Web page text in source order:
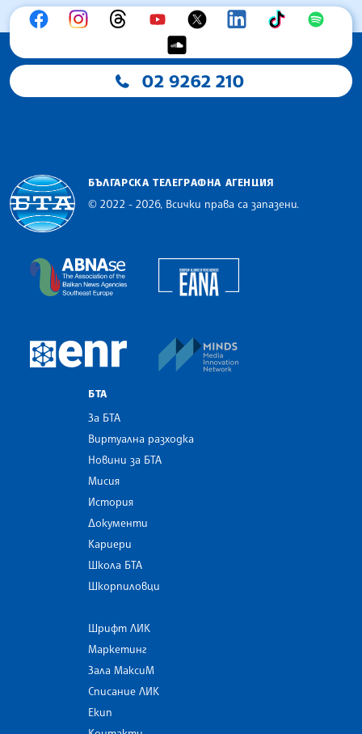
02 9262 210
БЪЛГАРСКА ТЕЛЕГРАФНА АГЕНЦИЯ
© 2022 - 2026, Всички права са запазени.
The Assocoation of the Balkan News Agencies
European Newsroom
БТА
За БТА
Виртуална разходка
Новини за БТА
Мисия
История
Документи
Кариери
Школа БТА
Шкорпиловци
Шрифт ЛИК
Маркетинг
Зала МаксиМ
Списание ЛИК
Екип